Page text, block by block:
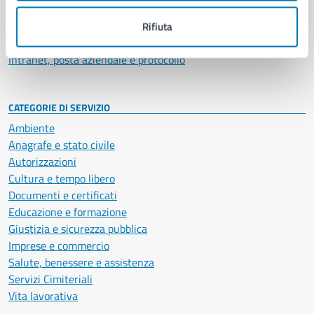
Rifiuta
Politici
Documenti e dati
Intranet, posta aziendale e protocollo
CATEGORIE DI SERVIZIO
Ambiente
Anagrafe e stato civile
Autorizzazioni
Cultura e tempo libero
Documenti e certificati
Educazione e formazione
Giustizia e sicurezza pubblica
Imprese e commercio
Salute, benessere e assistenza
Servizi Cimiteriali
Vita lavorativa